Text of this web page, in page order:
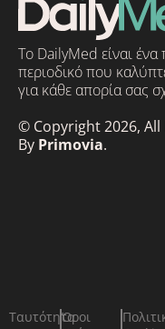
Το DailyMed είναι
περιοδικό που
για κάθε απορία σας
© Copyright 2026, All
By Primovia.
ΤαυτότηταΌροι